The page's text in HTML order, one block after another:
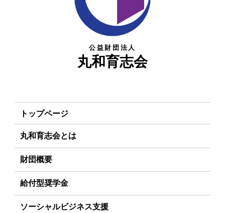
公益財団法人
丸和育志会
トップページ
丸和育志会とは
理事長あいさつ
丸和育志会の目指す未来
学生のみなさんへ
財団概要
理念
給付型奨学金
事業方針
ソーシャルビジネス支援